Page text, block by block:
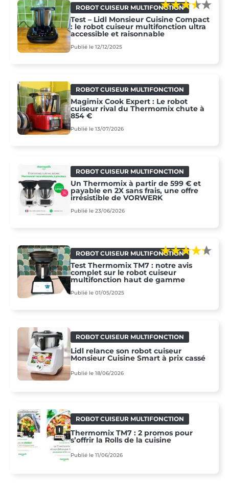
ROBOT CUISEUR MULTIFONCTION
Test – Lidl Monsieur Cuisine Compact
: le robot cuiseur multifonction ultra
accessible et raisonnable
Publié le 12/12/2025
ROBOT CUISEUR MULTIFONCTION
Magimix Cook Expert : Le robot
cuiseur rival du Thermomix chute à
854 €
Publié le 13/07/2026
ROBOT CUISEUR MULTIFONCTION
Un Thermomix à partir de 599 € et
payable en 2X sans frais, une offre
irrésistible de VORWERK
Publié le 23/06/2026
ROBOT CUISEUR MULTIFONCTION
Test Thermomix TM7 : notre avis
complet sur le robot cuiseur
multifonction haut de gamme
Publié le 01/05/2025
ROBOT CUISEUR MULTIFONCTION
Lidl relance son robot cuiseur
Monsieur Cuisine Smart à prix cassé
Publié le 18/06/2026
ROBOT CUISEUR MULTIFONCTION
Thermomix TM7 : 2 promos pour
s’offrir la Rolls de la cuisine
Publié le 11/06/2026